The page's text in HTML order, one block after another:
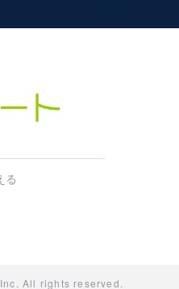
る
All rights reserved.